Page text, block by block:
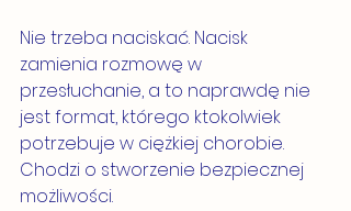
Nie trzeba naciskać. Nacisk
zamienia rozmowę w
przesłuchanie, a to naprawdę nie
jest format, którego ktokolwiek
potrzebuje w ciężkiej chorobie.
Chodzi o stworzenie bezpiecznej
możliwości.